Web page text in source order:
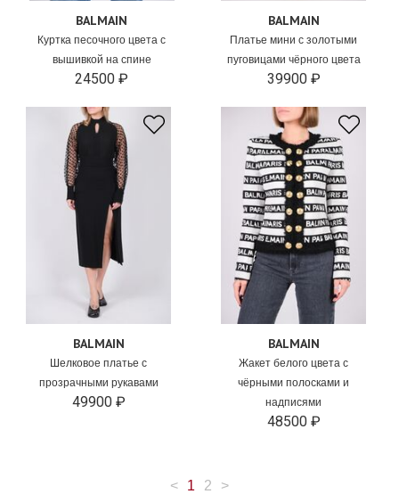
BALMAIN
Куртка песочного цвета с
вышивкой на спине
24500 ₽
BALMAIN
Платье мини с золотыми
пуговицами чёрного цвета
39900 ₽
BALMAIN
Шелковое платье с
прозрачными рукавами
49900 ₽
BALMAIN
Жакет белого цвета с
чёрными полосками и
надписями
48500 ₽
< 1 2 >